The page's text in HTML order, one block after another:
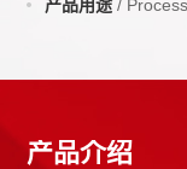
产品用途/
产品介绍